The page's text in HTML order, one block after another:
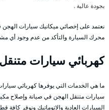
بجودة عالية .
نعتمد على إخصائي ميكانيك سيارات
محرك السيارة والتأكد من عدم وجود أي
كهربائي سيارات
ما هي الخدمات التي يوفرها كهربائي
سيارات متنقل الهجن في صيانة وإصلاح
السيارات العادية والاتوماتيك ونوفر كافة